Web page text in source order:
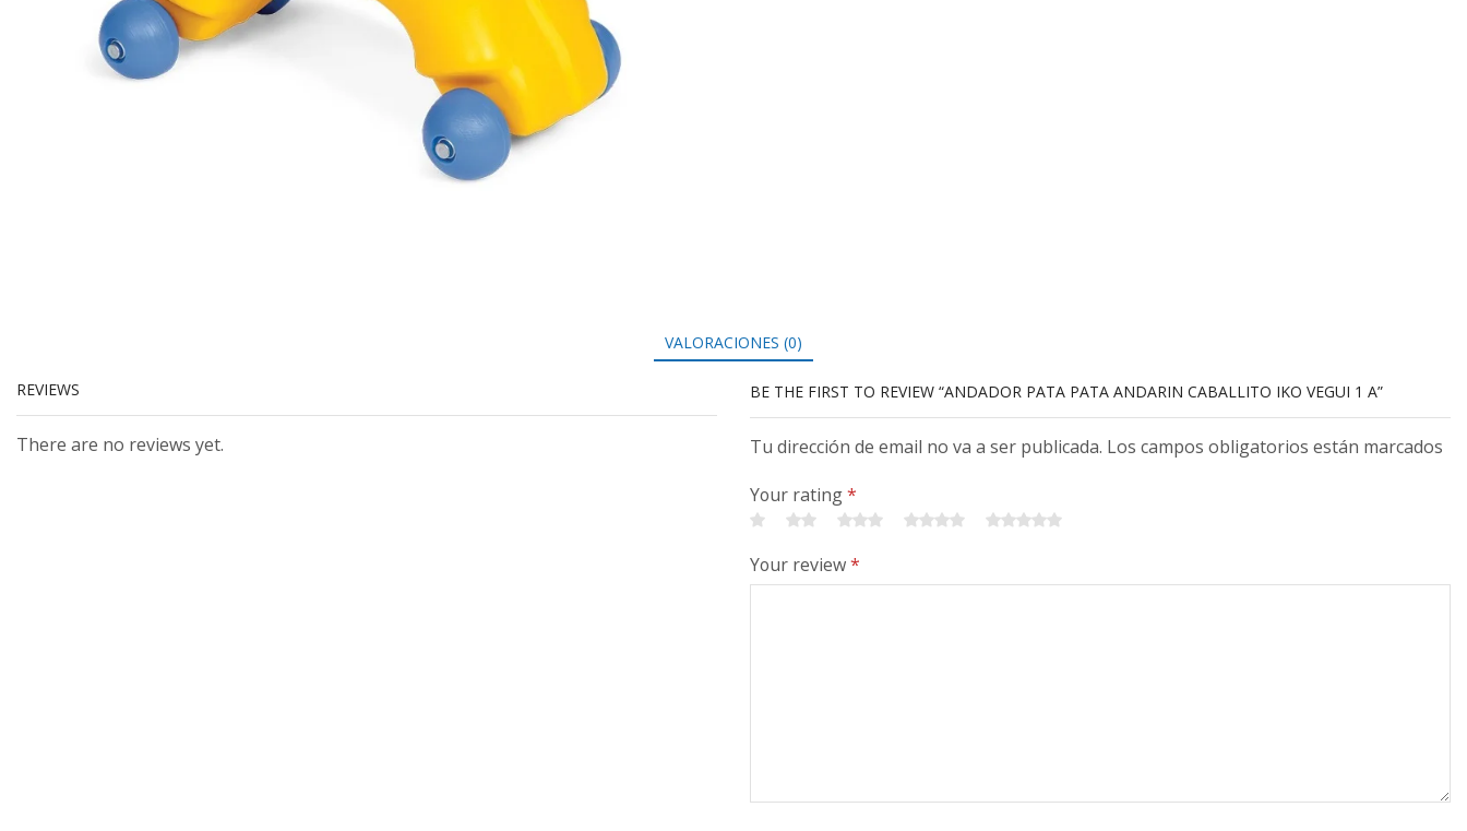
VALORACIONES (0)
REVIEWS
There are no reviews yet.
BE THE FIRST TO REVIEW “ANDADOR PATA PATA ANDARIN CABALLITO IKO VEGUI 1 A”
Tu dirección de email no va a ser publicada. Los campos obligatorios están marcados
Your rating*
Your review*